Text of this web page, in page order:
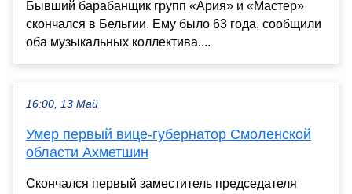
Бывший барабанщик групп «Ария» и «Мастер»
скончался в Бельгии. Ему было 63 года, сообщили
оба музыкальных коллектива....
16:00, 13 Май
Умер первый вице-губернатор Смоленской
области Ахметшин
Скончался первый заместитель председателя